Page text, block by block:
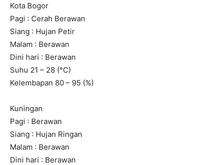
Kota Bogor
Pagi : Cerah Berawan
Siang : Hujan Petir
Malam : Berawan
Dini hari : Berawan
Suhu 21 – 28 (°C)
Kelembapan 80 – 95 (%)
Kuningan
Pagi : Berawan
Siang : Hujan Ringan
Malam : Berawan
Dini hari : Berawan